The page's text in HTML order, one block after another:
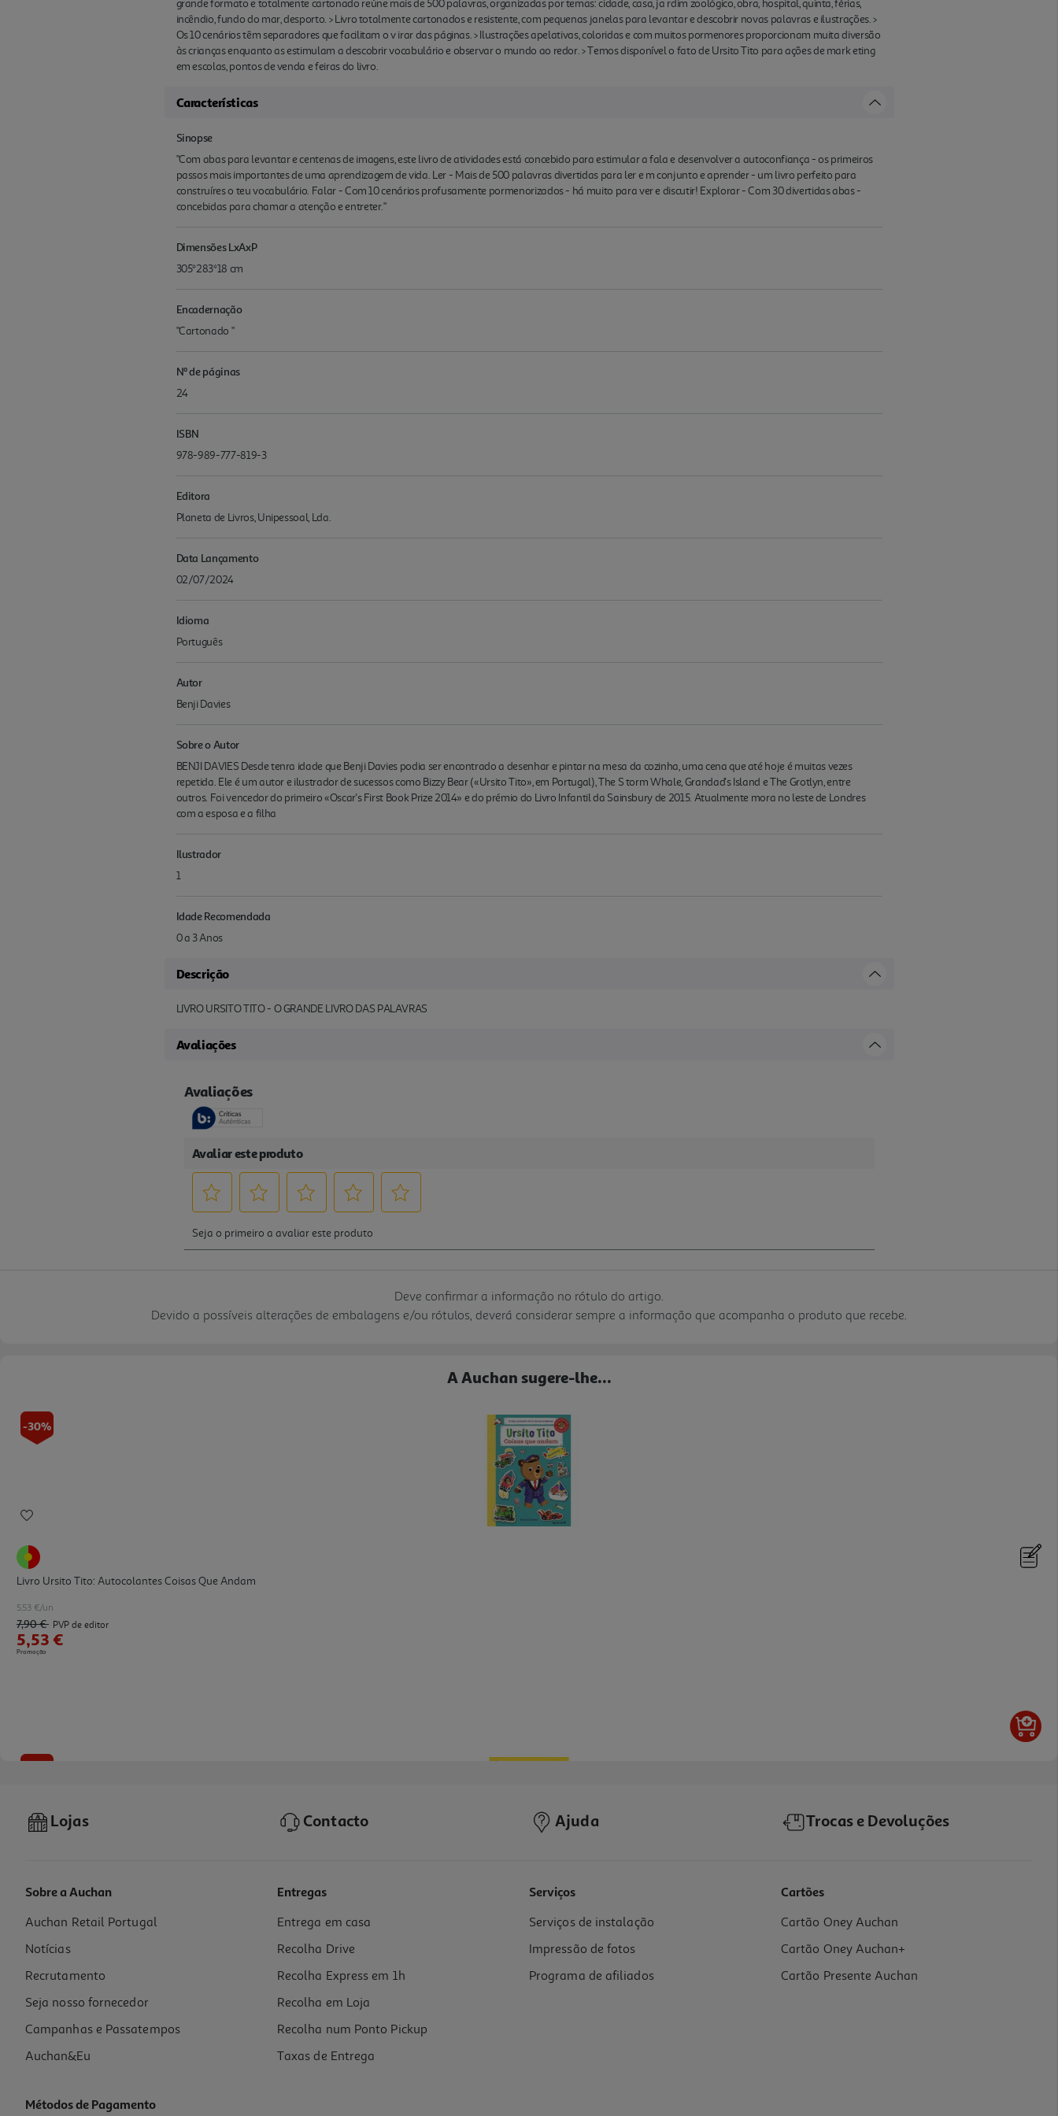
grande formato e totalmente cartonado reúne mais de 500 palavras, organizadas por temas: cidade, casa, ja rdim zoológico, obra, hospital, quinta, férias,
incêndio, fundo do mar, desporto. > Livro totalmente cartonados e resistente, com pequenas janelas para levantar e descobrir novas palavras e ilustrações. >
Os 10 cenários têm separadores que facilitam o v irar das páginas. > Ilustrações apelativas, coloridas e com muitos pormenores proporcionam muita diversão
às crianças enquanto as estimulam a descobrir vocabulário e observar o mundo ao redor. > Temos disponível o fato de Ursito Tito para ações de mark eting
em escolas, pontos de venda e feiras do livro.
Características
Sinopse
"Com abas para levantar e centenas de imagens, este livro de atividades está concebido para estimular a fala e desenvolver a autoconfiança - os primeiros
passos mais importantes de uma aprendizagem de vida. Ler - Mais de 500 palavras divertidas para ler e m conjunto e aprender - um livro perfeito para
construíres o teu vocabulário. Falar - Com 10 cenários profusamente pormenorizados - há muito para ver e discutir! Explorar - Com 30 divertidas abas -
concebidas para chamar a atenção e entreter."
Dimensões LxAxP
305*283*18 cm
Encadernação
"Cartonado "
Nº de páginas
24
ISBN
978-989-777-819-3
Editora
Planeta de Livros, Unipessoal, Lda.
Data Lançamento
02/07/2024
Idioma
Português
Autor
Benji Davies
Sobre o Autor
BENJI DAVIES Desde tenra idade que Benji Davies podia ser encontrado a desenhar e pintar na mesa da cozinha, uma cena que até hoje é muitas vezes
repetida. Ele é um autor e ilustrador de sucessos como Bizzy Bear («Ursito Tito», em Portugal), The S torm Whale, Grandad's Island e The Grotlyn, entre
outros. Foi vencedor do primeiro «Oscar's First Book Prize 2014» e do prémio do Livro Infantil da Sainsbury de 2015. Atualmente mora no leste de Londres
com a esposa e a filha
Ilustrador
1
Idade Recomendada
0 a 3 Anos
Descrição
LIVRO URSITO TITO - O GRANDE LIVRO DAS PALAVRAS
Avaliações
Deve confirmar a informação no rótulo do artigo.
Devido a possíveis alterações de embalagens e/ou rótulos, deverá considerar sempre a informação que acompanha o produto que recebe.
A Auchan sugere-lhe...
-30%
Livro Ursito Tito: Autocolantes Coisas Que Andam
5.53 €/un
7,90 € PVP de editor
5,53 €
Promoção
Livro O Grande Livro De Atividades Com Tablet - Iniciação Á Matemática E Primeiras Palavras
12.59 €/un
12,59 €
-10%
Lojas Contacto Ajuda Trocas e Devoluções
Sobre a Auchan
Auchan Retail Portugal
Notícias
Recrutamento
Seja nosso fornecedor
Campanhas e Passatempos
Auchan&Eu
Entregas
Entrega em casa
Recolha Drive
Recolha Express em 1h
Recolha em Loja
Recolha num Ponto Pickup
Taxas de Entrega
Serviços
Serviços de instalação
Impressão de fotos
Programa de afiliados
Cartões
Cartão Oney Auchan
Cartão Oney Auchan+
Cartão Presente Auchan
Métodos de Pagamento